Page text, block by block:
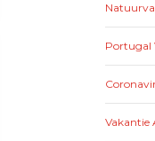
Portugal
Vakantie